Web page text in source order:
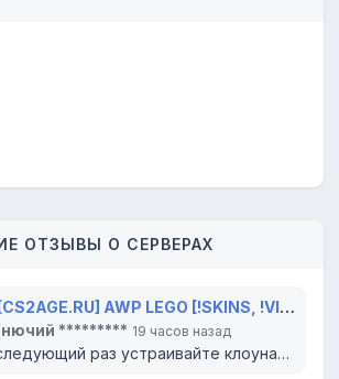
ОТЗЫВЫ О СЕРВЕРАХ
➥ [CS2AGE.RU] AWP LEGO [!SKINS, !VIP, !LVL]
********* 19 часов назад
В следующий раз устраивайте клоунаду в цирке, там вам и место. Всего доброго...